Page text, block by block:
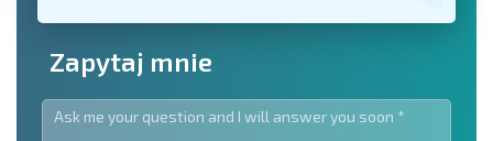
Zapytaj mnie